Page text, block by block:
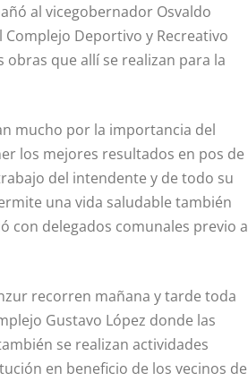
al vicegobernador Osvaldo
Deportivo y Recreativo
obras que allí se realizan para la
mucho por la importancia del
los mejores resultados en pos de
del intendente y de todo su
una vida saludable también
con delegados comunales previo a
recorren mañana y tarde toda
Gustavo López donde las
se realizan actividades
en beneficio de los vecinos de